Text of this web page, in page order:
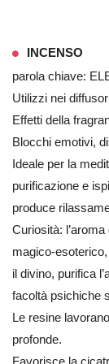
INCENSO
parola chiave:
Utilizzi nei
Effetti della
Blocchi emotivi,
Ideale per la
purificazione e
produce
Curiosità:
magico-
il divino, purifica
facoltà psichiche
Le resine
profonde.
Favorisce la